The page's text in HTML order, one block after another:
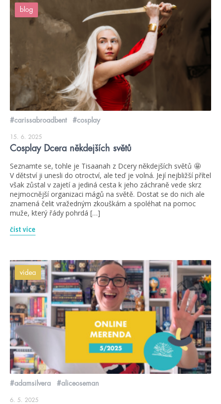
blog
#carissabroadbent #cosplay
15. 6. 2025
Cosplay Dcera někdejších světů
Seznamte se, tohle je Tisaanah z Dcery někdejších světů 🤩
V dětství ji unesli do otroctví, ale teď je volná. Její nejbližší přítel
však zůstal v zajetí a jediná cesta k jeho záchraně vede skrz
nejmocnější organizaci mágů na světě. Dostat se do nich ale
znamená čelit vražedným zkouškám a spoléhat na pomoc
muže, který řády pohrdá […]
číst více
videa
#adamsilvera #aliceoseman
6. 5. 2025